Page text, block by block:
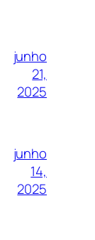
junho
21,
2025
junho
14,
2025